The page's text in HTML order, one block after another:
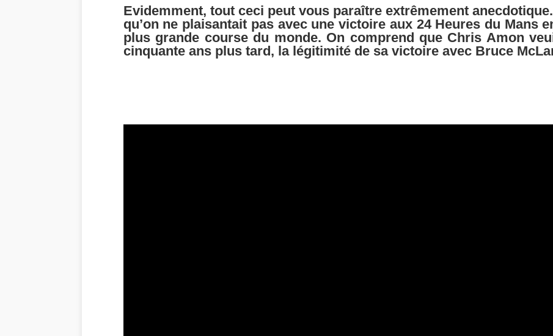
Evidemment, tout ceci peut vous paraître extrêmement
qu’on ne plaisantait pas avec une victoire aux 24 Heures du Mans
plus grande course du monde. On comprend que Chris Amon
cinquante ans plus tard, la légitimité de sa victoire avec Bruce